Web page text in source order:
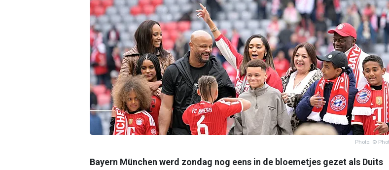
Photo: ©
Bayern München werd zondag nog eens in de bloemetjes gezet als Duits